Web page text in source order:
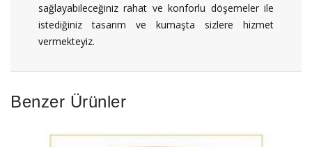
sağlayabileceğiniz rahat ve konforlu döşemeler ile
istediğiniz tasarım ve kumaşta sizlere hizmet
vermekteyiz.
Benzer Ürünler